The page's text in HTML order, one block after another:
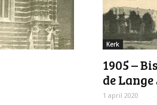
Kerk
1905 –
de
1 april 2020